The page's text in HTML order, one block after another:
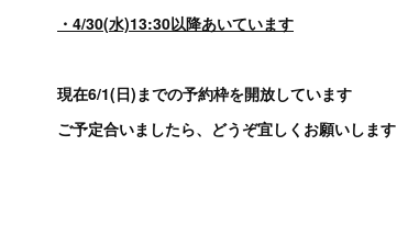
・4/30(水)13:30以降あいています
現在6/1(日)までの予約枠を開放しています
ご予定合いましたら、どうぞ宜しくお願いします